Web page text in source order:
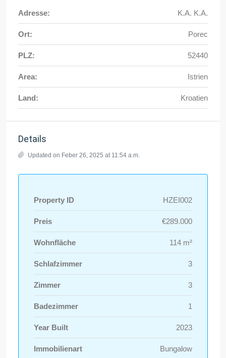
Adresse: K.A. K.A.
Ort: Porec
PLZ: 52440
Area: Istrien
Land: Kroatien
Details
Updated on Feber 26, 2025 at 11:54 a.m.
Property ID HZEI002
Preis €289.000
Wohnfläche 114 m²
Schlafzimmer 3
Zimmer 3
Badezimmer 1
Year Built 2023
Immobilienart Bungalow